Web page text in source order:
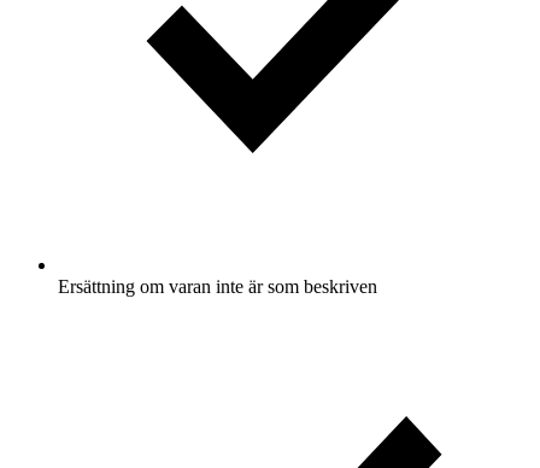
Ersättning om varan inte är som beskriven